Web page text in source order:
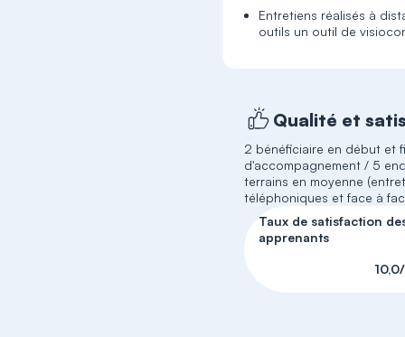
Entretiens réalisés à
outils un outil de
Qualité et
2 bénéficiaire en début et
d'accompagnement / 5
terrains en moyenne
téléphoniques et face à
Taux de satisfaction
apprenants